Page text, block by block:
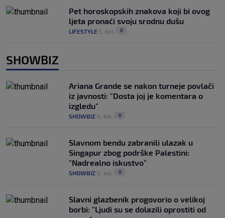
Pet horoskopskih znakova koji bi ovog
ljeta pronaći svoju srodnu dušu
LIFESTYLE 5. kol. 0
SHOWBIZ
Ariana Grande se nakon turneje povlači
iz javnosti: "Dosta joj je komentara o
izgledu"
SHOWBIZ 4. kol. 0
Slavnom bendu zabranili ulazak u
Singapur zbog podrške Palestini:
"Nadrealno iskustvo"
SHOWBIZ 3. kol. 0
Slavni glazbenik progovorio o velikoj
borbi: "Ljudi su se dolazili oprostiti od